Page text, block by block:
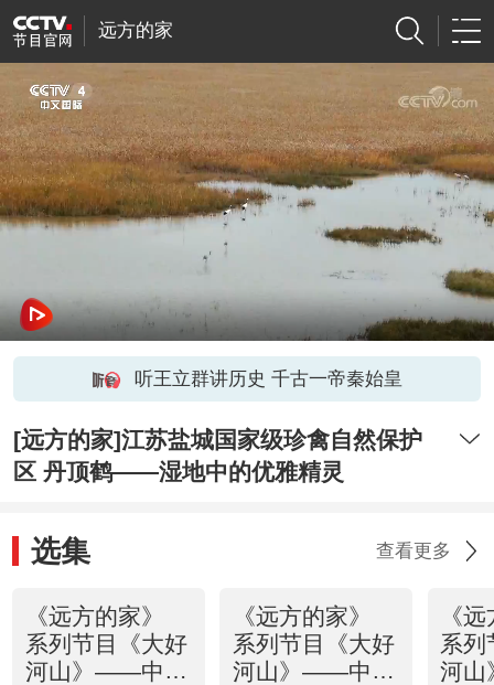
远方的家
听王立群讲历史 千古一帝秦始皇
[远方的家]江苏盐城国家级珍禽自然保护
区 丹顶鹤——湿地中的优雅精灵
选集 查看更多
《远方的家》
系列节目《大好
河山》——中国
《远方的家》
系列节目《大好
河山》——中国
《
系列
河